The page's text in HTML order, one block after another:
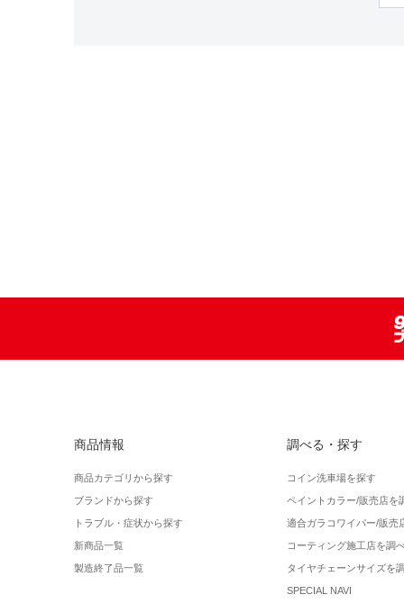
商品情報
商品カテゴリから探す
ブランドから探す
トラブル・症状から探す
新商品一覧
製造終了品一覧
調べる・探す
コイン洗車場を探す
ペイントカラー/販売店を
適合ガラコワイパー/販売
コーティング施工店を調
タイヤチェーンサイズを
SPECIAL NAVI